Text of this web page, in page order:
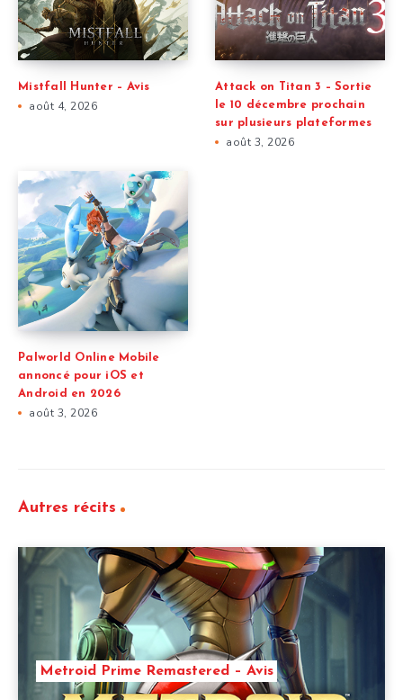
Mistfall Hunter – Avis
août 4, 2026
Attack on Titan 3 – Sortie
le 10 décembre prochain
sur plusieurs plateformes
août 3, 2026
Palworld Online Mobile
annoncé pour iOS et
Android en 2026
août 3, 2026
Autres récits
Metroid Prime Remastered – Avis